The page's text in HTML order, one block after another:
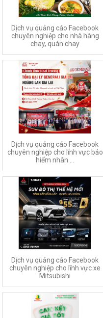
Dịch vụ quảng cáo Facebook
chuyên nghiệp cho nhà hàng
chay, quán chay
Dịch vụ quảng cáo Facebook
chuyên nghiệp cho lĩnh vực bảo
hiểm nhân ...
Dịch vụ quảng cáo Facebook
chuyên nghiệp cho lĩnh vực xe
Mitsubishi